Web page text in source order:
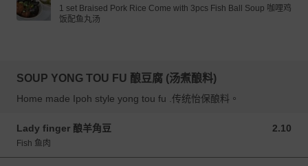
1 set Braised Pork Rice Come with 3pcs Fish Ball Soup 咖哩鸡
饭配鱼丸汤
SOUP YONG TOU FU 酿豆腐 (汤煮酿料)
Home made Ipoh style yong tou fu .传统怡保酿料。
Lady finger 酿羊角豆 2.10
2.10 MYR
Fish 鱼肉